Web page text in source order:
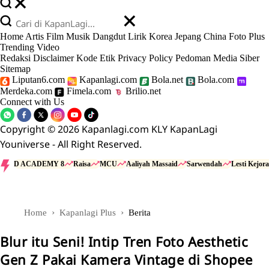
Home Artis Film Musik Dangdut Lirik Korea Jepang China Foto Plus
Trending Video
Redaksi Disclaimer Kode Etik Privacy Policy Pedoman Media Siber
Sitemap
Liputan6.com
Kapanlagi.com Bola.net
Bola.com
Merdeka.com
Fimela.com
Brilio.net
Connect with Us
Copyright © 2026 Kapanlagi.com KLY KapanLagi
Youniverse - All Right Reserved.
D ACADEMY 8 Raisa MCU Aaliyah Massaid Sarwendah Lesti Kejora
Home Kapanlagi Plus Berita
Blur itu Seni! Intip Tren Foto Aesthetic
Gen Z Pakai Kamera Vintage di Shopee